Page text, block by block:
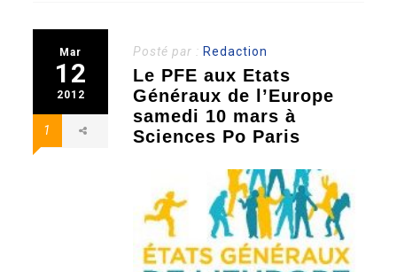
Mar
12
2012
1
Posté par : Redaction
Le PFE aux Etats
Généraux de l’Europe
samedi 10 mars à
Sciences Po Paris